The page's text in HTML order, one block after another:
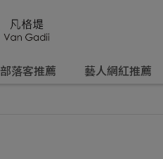
部落客推薦 藝人網紅推薦